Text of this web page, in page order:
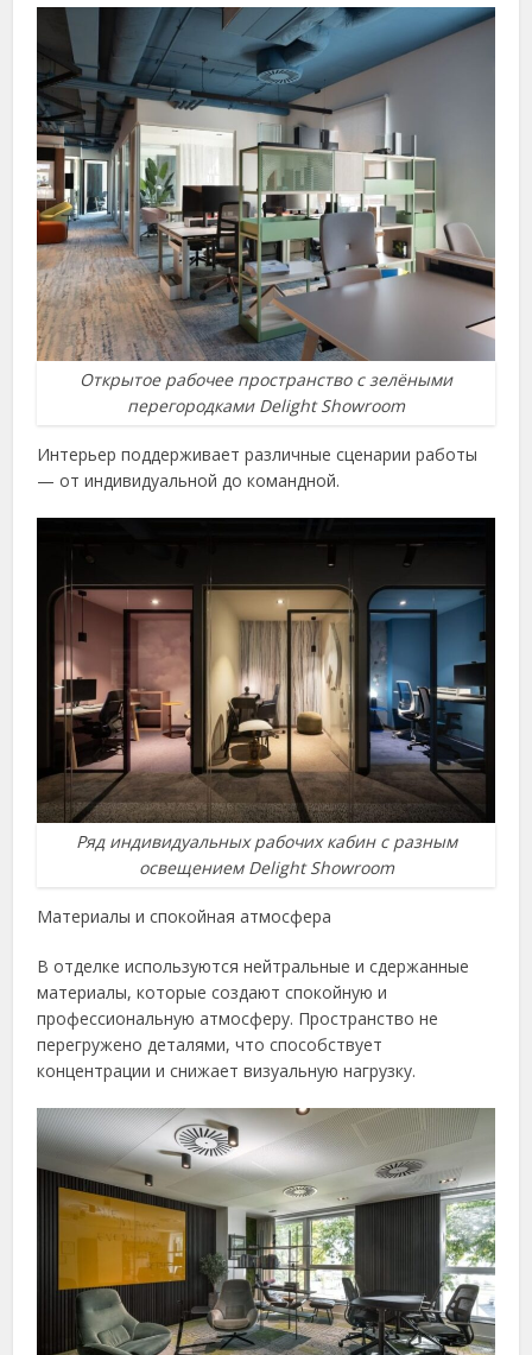
Открытое рабочее пространство с зелёными
перегородками Delight Showroom
Интерьер поддерживает различные сценарии работы
— от индивидуальной до командной.
Ряд индивидуальных рабочих кабин с разным
освещением Delight Showroom
Материалы и спокойная атмосфера
В отделке используются нейтральные и сдержанные
материалы, которые создают спокойную и
профессиональную атмосферу. Пространство не
перегружено деталями, что способствует
концентрации и снижает визуальную нагрузку.